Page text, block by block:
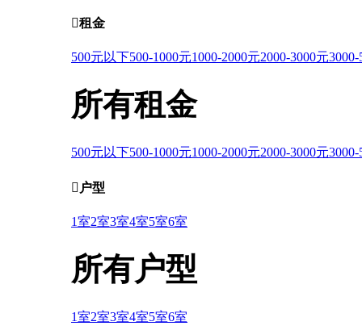
租金
500元以下500-1000元1000-2000元2000-3000元3000-
所有租金
500元以下500-1000元1000-2000元2000-3000元3000-
 户型
1室2室3室4室5室6室
所有户型
1室2室3室4室5室6室